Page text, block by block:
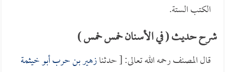
الكتب الستة.
شرح حديث ( في الأسنان خمس خمس )
قال المصنف رحمه الله تعالى: [ حدثنازهير بن حرب أبو خيثمة